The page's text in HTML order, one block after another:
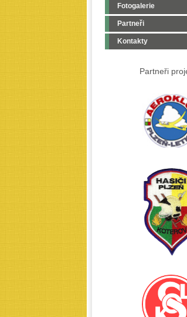
Fotogalerie
Partneři
Kontakty
Partneři